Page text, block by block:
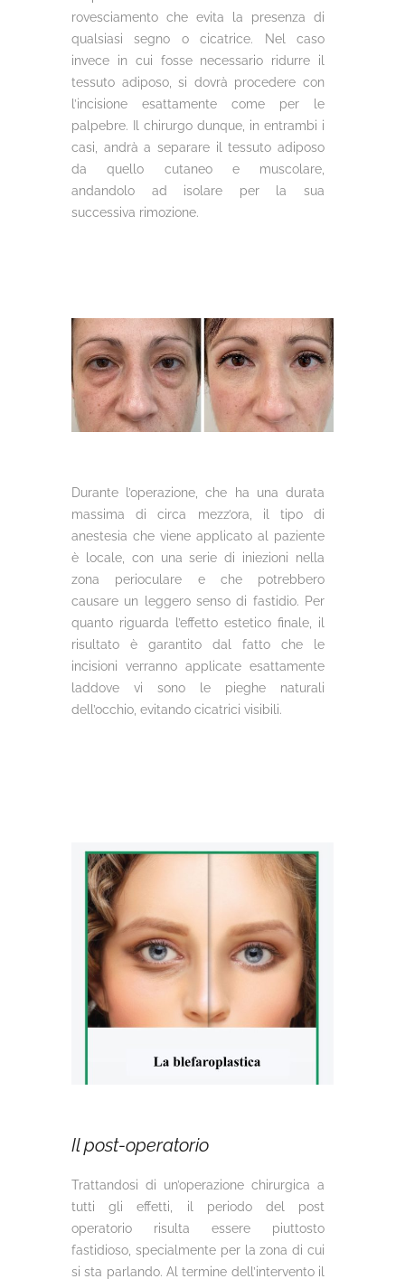
rovesciamento che evita la presenza di
qualsiasi segno o cicatrice. Nel caso
invece in cui fosse necessario ridurre il
tessuto adiposo, si dovrà procedere con
l’incisione esattamente come per le
palpebre. Il chirurgo dunque, in entrambi i
casi, andrà a separare il tessuto adiposo
da quello cutaneo e muscolare,
andandolo ad isolare per la sua
successiva rimozione.
Durante l’operazione, che ha una durata
massima di circa mezz’ora, il tipo di
anestesia che viene applicato al paziente
è locale, con una serie di iniezioni nella
zona perioculare e che potrebbero
causare un leggero senso di fastidio. Per
quanto riguarda l’effetto estetico finale, il
risultato è garantito dal fatto che le
incisioni verranno applicate esattamente
laddove vi sono le pieghe naturali
dell’occhio, evitando cicatrici visibili.
Il post-operatorio
Trattandosi di un’operazione chirurgica a
tutti gli effetti, il periodo del post
operatorio risulta essere piuttosto
fastidioso, specialmente per la zona di cui
si sta parlando. Al termine dell’intervento il